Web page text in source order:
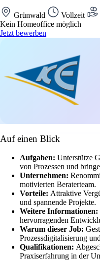
Grünwald Vollzeit
Kein Homeoffice möglich
Jetzt bewerben
Auf einen Blick
Aufgaben: Unterstütze
von Prozessen und
Unternehmen:
motivierten Beraterteam.
Vorteile: Attraktive
und spannende Projekte.
Weitere Informationen:
hervorragenden
Warum dieser Job:
Prozessdigitalisierung
Qualifikationen:
Praxiserfahrung in der